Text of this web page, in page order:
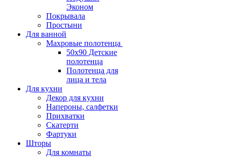
Эконом
Покрывала
Простыни
Для ванной
Махровые полотенца
50х90 Детские
полотенца
Полотенца для
лица и тела
Для кухни
Декор для кухни
Напероны, салфетки
Прихватки
Скатерти
Фартуки
Шторы
Для комнаты